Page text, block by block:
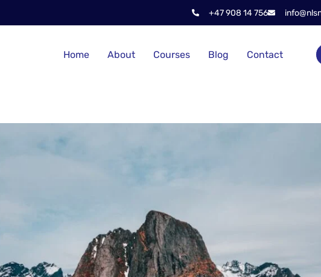
+47 908 14 756
Home About Courses Blog Contact